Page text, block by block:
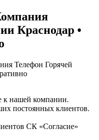
Краснодар •
Телефон Горячей
к нашей компании.
постоянных клиентов.
СК «Согласие»